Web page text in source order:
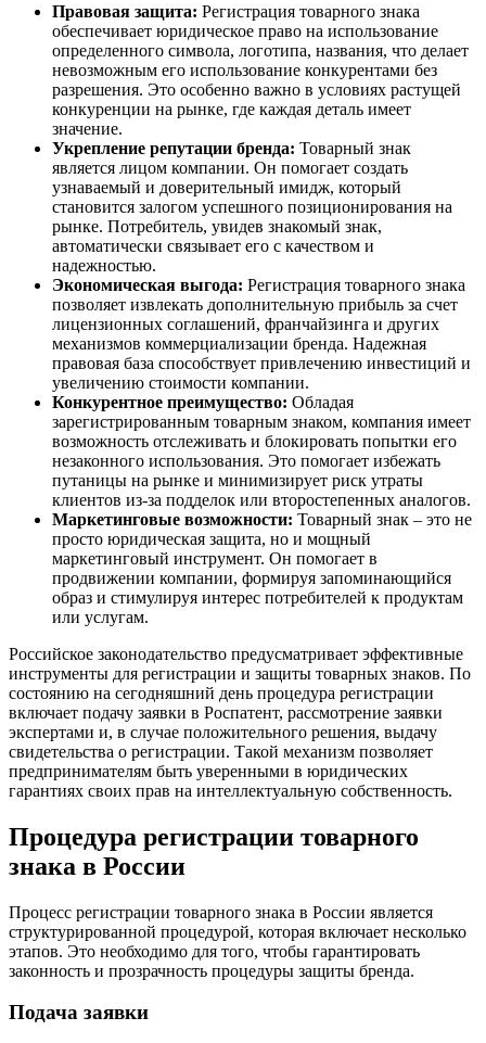
Правовая защита: Регистрация товарного знака
обеспечивает юридическое право на использование
определенного символа, логотипа, названия, что делает
невозможным его использование конкурентами без
разрешения. Это особенно важно в условиях растущей
конкуренции на рынке, где каждая деталь имеет
значение.
Укрепление репутации бренда: Товарный знак
является лицом компании. Он помогает создать
узнаваемый и доверительный имидж, который
становится залогом успешного позиционирования на
рынке. Потребитель, увидев знакомый знак,
автоматически связывает его с качеством и
надежностью.
Экономическая выгода: Регистрация товарного знака
позволяет извлекать дополнительную прибыль за счет
лицензионных соглашений, франчайзинга и других
механизмов коммерциализации бренда. Надежная
правовая база способствует привлечению инвестиций и
увеличению стоимости компании.
Конкурентное преимущество: Обладая
зарегистрированным товарным знаком, компания имеет
возможность отслеживать и блокировать попытки его
незаконного использования. Это помогает избежать
путаницы на рынке и минимизирует риск утраты
клиентов из-за подделок или второстепенных аналогов.
Маркетинговые возможности: Товарный знак – это не
просто юридическая защита, но и мощный
маркетинговый инструмент. Он помогает в
продвижении компании, формируя запоминающийся
образ и стимулируя интерес потребителей к продуктам
или услугам.
Российское законодательство предусматривает эффективные
инструменты для регистрации и защиты товарных знаков. По
состоянию на сегодняшний день процедура регистрации
включает подачу заявки в Роспатент, рассмотрение заявки
экспертами и, в случае положительного решения, выдачу
свидетельства о регистрации. Такой механизм позволяет
предпринимателям быть уверенными в юридических
гарантиях своих прав на интеллектуальную собственность.
Процедура регистрации товарного
знака в России
Процесс регистрации товарного знака в России является
структурированной процедурой, которая включает несколько
этапов. Это необходимо для того, чтобы гарантировать
законность и прозрачность процедуры защиты бренда.
Подача заявки